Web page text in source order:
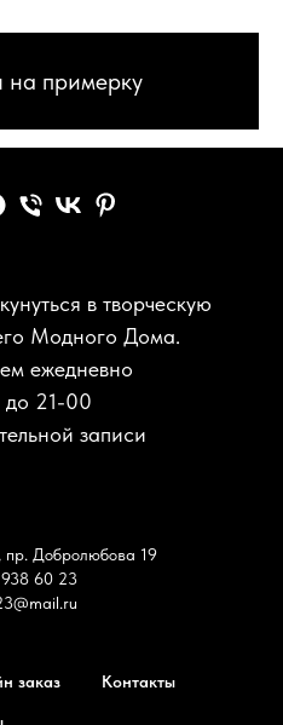
на примерку
в творческую
Модного Дома.
ежедневно
до 21-00
записи
пр. Добролюбова 19
938 60 23
заказ Контакты